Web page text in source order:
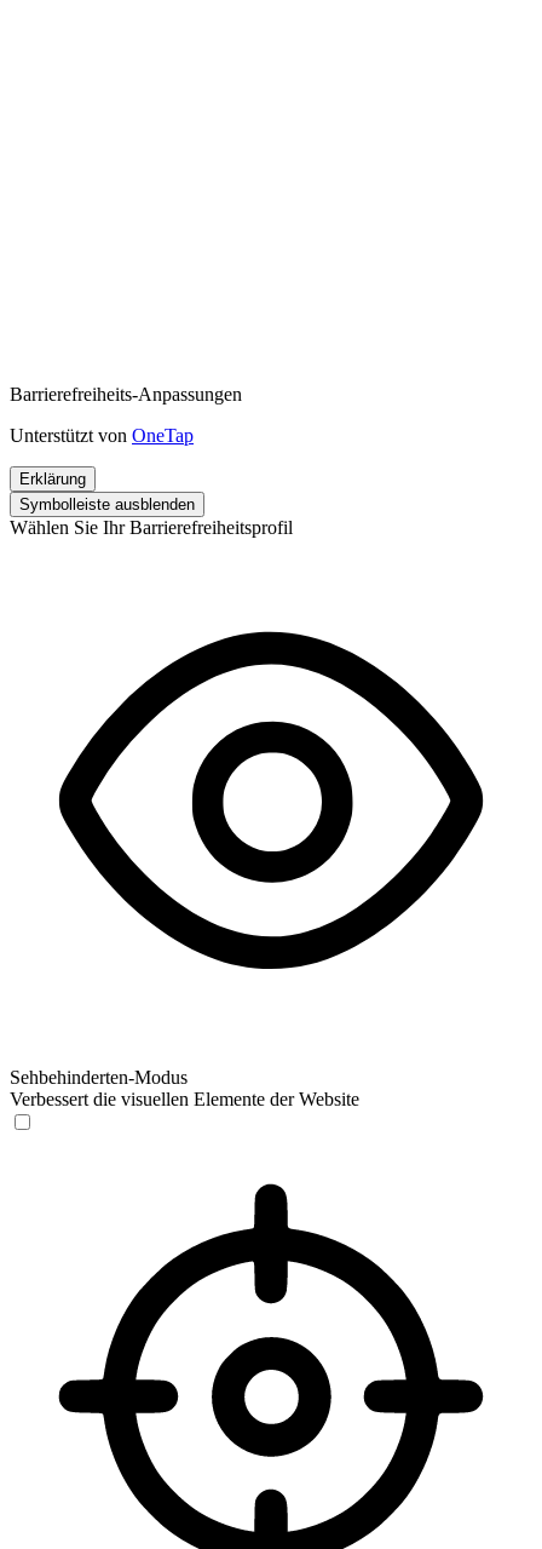
Barrierefreiheits-Anpassungen
Unterstützt von OneTap
Erklärung
Symbolleiste ausblenden
Wählen Sie Ihr Barrierefreiheitsprofil
Sehbehinderten-Modus
Verbessert die visuellen Elemente der Website